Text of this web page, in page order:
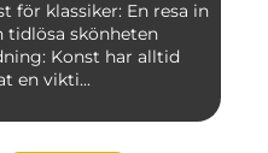
för klassiker: En resa in
tidlösa skönheten
Konst har alltid
en vikti...